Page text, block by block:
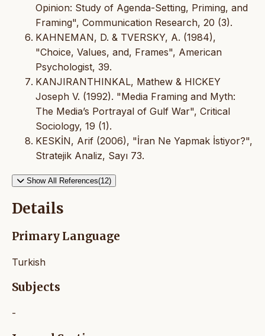
Opinion: Study of Agenda-Setting, Priming, and
Framing", Communication Research, 20 (3).
KAHNEMAN, D. & TVERSKY, A. (1984),
"Choice, Values, and, Frames", American
Psychologist, 39.
KANJIRANTHINKAL, Mathew & HICKEY
Joseph V. (1992). "Media Framing and Myth:
The Media’s Portrayal of Gulf War", Critical
Sociology, 19 (1).
KESKİN, Arif (2006), "İran Ne Yapmak İstiyor?",
Stratejik Analiz, Sayı 73.
Show All References(12)
Details
Primary Language
Turkish
Subjects
-